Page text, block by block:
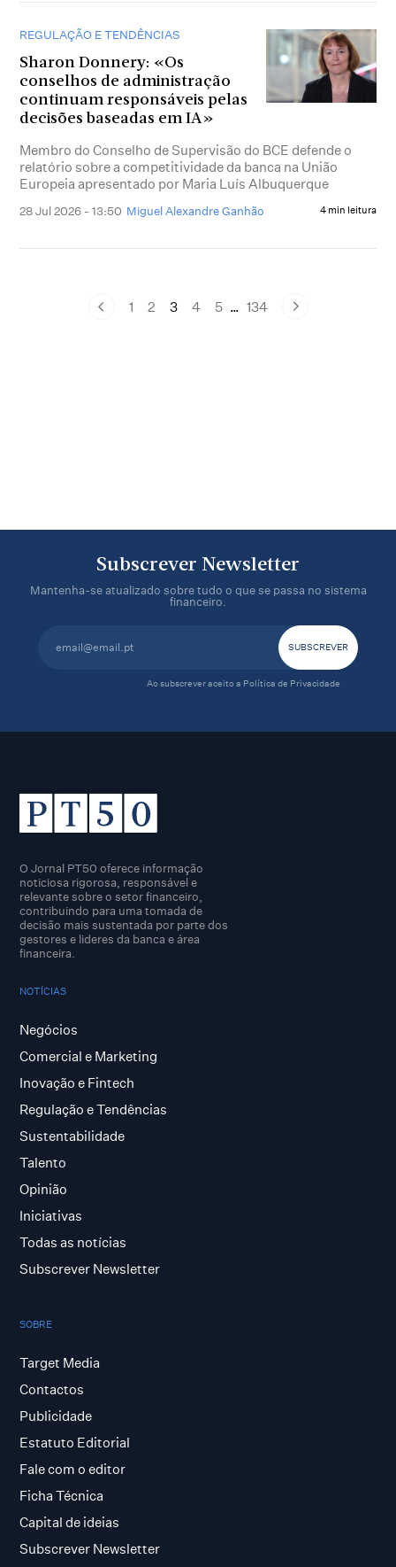
REGULAÇÃO E TENDÊNCIAS
Sharon Donnery: «Os
conselhos de administração
continuam responsáveis pelas
decisões baseadas em IA»
Membro do Conselho de Supervisão do BCE defende o
relatório sobre a competitividade da banca na União
Europeia apresentado por Maria Luís Albuquerque
28 Jul 2026 - 13:50 Miguel Alexandre Ganhão 4 min leitura
1 2 3 4 5 … 134
Subscrever Newsletter
Mantenha-se atualizado sobre tudo o que se passa no sistema
financeiro.
Ao subscrever aceito a Política de Privacidade
O Jornal PT50 oferece informação
noticiosa rigorosa, responsável e
relevante sobre o setor financeiro,
contribuindo para uma tomada de
decisão mais sustentada por parte dos
gestores e lideres da banca e área
financeira.
NOTÍCIAS
Negócios
Comercial e Marketing
Inovação e Fintech
Regulação e Tendências
Sustentabilidade
Talento
Opinião
Iniciativas
Todas as notícias
Subscrever Newsletter
SOBRE
Target Media
Contactos
Publicidade
Estatuto Editorial
Fale com o editor
Ficha Técnica
Capital de ideias
Subscrever Newsletter